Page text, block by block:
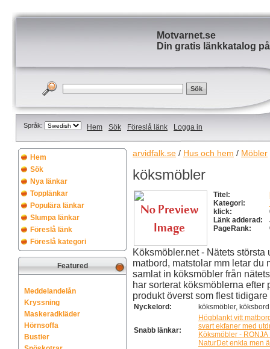
Motvarnet.se
Din gratis länkkatalog
Språk: Hem Sök Föreslå länk Logga in
Hem
Sök
Nya länkar
Topplänkar
Populära länkar
Slumpa länkar
Föreslå länk
Föreslå kategori
Featured
Meddelandelån
Kryssning
Maskeradkläder
Hörnsoffa
Bustier
arvidfalk.se / Hus och hem / Möbler
köksmöbler
Titel:
Kategori:
klick:
Länk adderad:
PageRank:
Köksmöbler.net - Nätets
matbord, matstolar mm letar du
samlat in köksmöbler från
har sorterat köksmöblerna
produkt överst som flest
Nyckelord: köksmöbler,
Snabb länkar:
Högblankt vitt
svart ekfaner med
Köksmöbler -
NaturDet enkla men